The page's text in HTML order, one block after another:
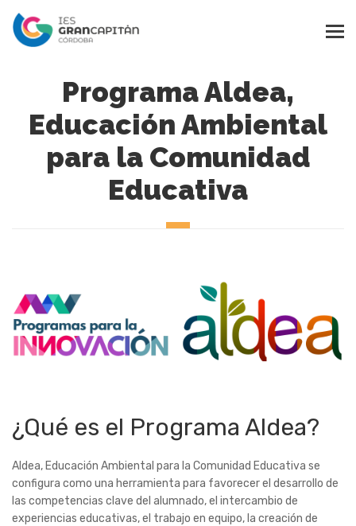
Programa Aldea,
Educación Ambiental
para la Comunidad
Educativa
¿Qué es el Programa Aldea?
Aldea, Educación Ambiental para la Comunidad Educativa se
configura como una herramienta para favorecer el desarrollo de
las competencias clave del alumnado, el intercambio de
experiencias educativas, el trabajo en equipo, la creación de